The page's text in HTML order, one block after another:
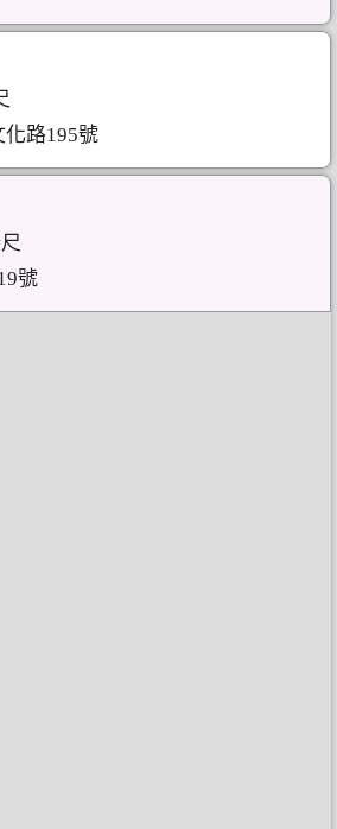
路195號
號